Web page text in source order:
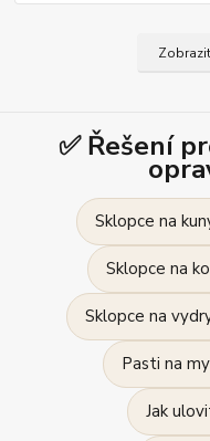
✅ Řešení
Sklopce na
Sklopce na
Sklopce na
Pasti na
Jak